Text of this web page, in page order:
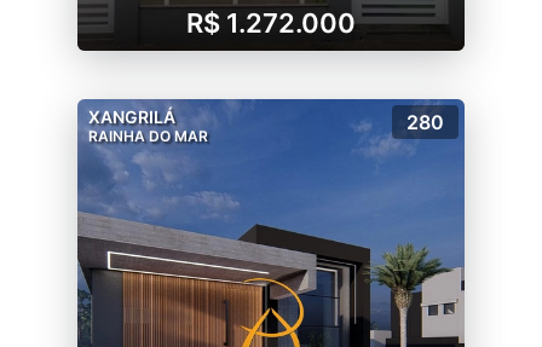
R$ 1.272.000
XANGRILÁ
RAINHA DO MAR
280